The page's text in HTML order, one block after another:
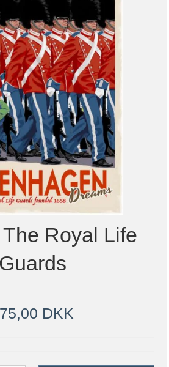
Royal Life
Guards
DKK